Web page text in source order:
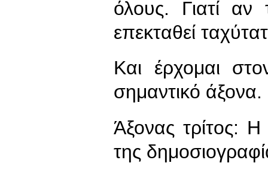
όλους. Γιατί αν
επεκταθεί
Και έρχομαι
σημαντικό άξονα.
Άξονας τρίτος:
της